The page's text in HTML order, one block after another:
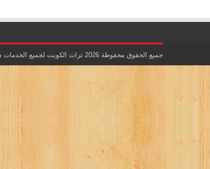
جميع الحقوق محفوظة 2026 تراث الكويت لجميع الخدمات داخل الكويت